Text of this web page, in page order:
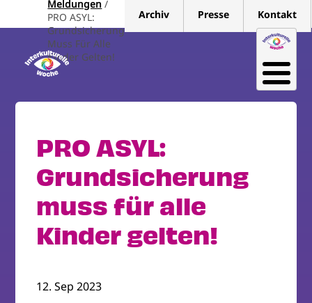
Meldungen
PRO ASYL:
Grundsicherung
Muss Für Alle
Kinder Gelten!
Archiv Presse Kontakt
PRO ASYL:
Grundsicherung
muss für alle
Kinder gelten!
12. Sep 2023